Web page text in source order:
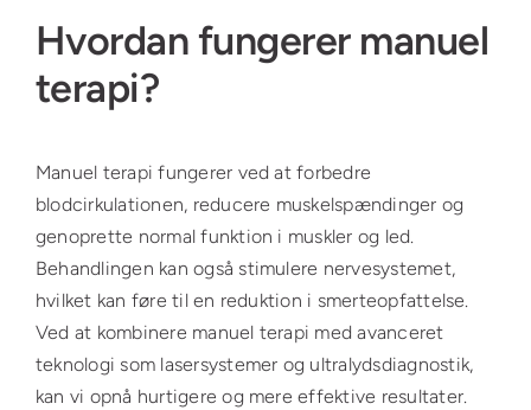
Hvordan fungerer manuel
terapi?
Manuel terapi fungerer ved at forbedre
blodcirkulationen, reducere muskelspændinger og
genoprette normal funktion i muskler og led.
Behandlingen kan også stimulere nervesystemet,
hvilket kan føre til en reduktion i smerteopfattelse.
Ved at kombinere manuel terapi med avanceret
teknologi som lasersystemer og ultralydsdiagnostik,
kan vi opnå hurtigere og mere effektive resultater.